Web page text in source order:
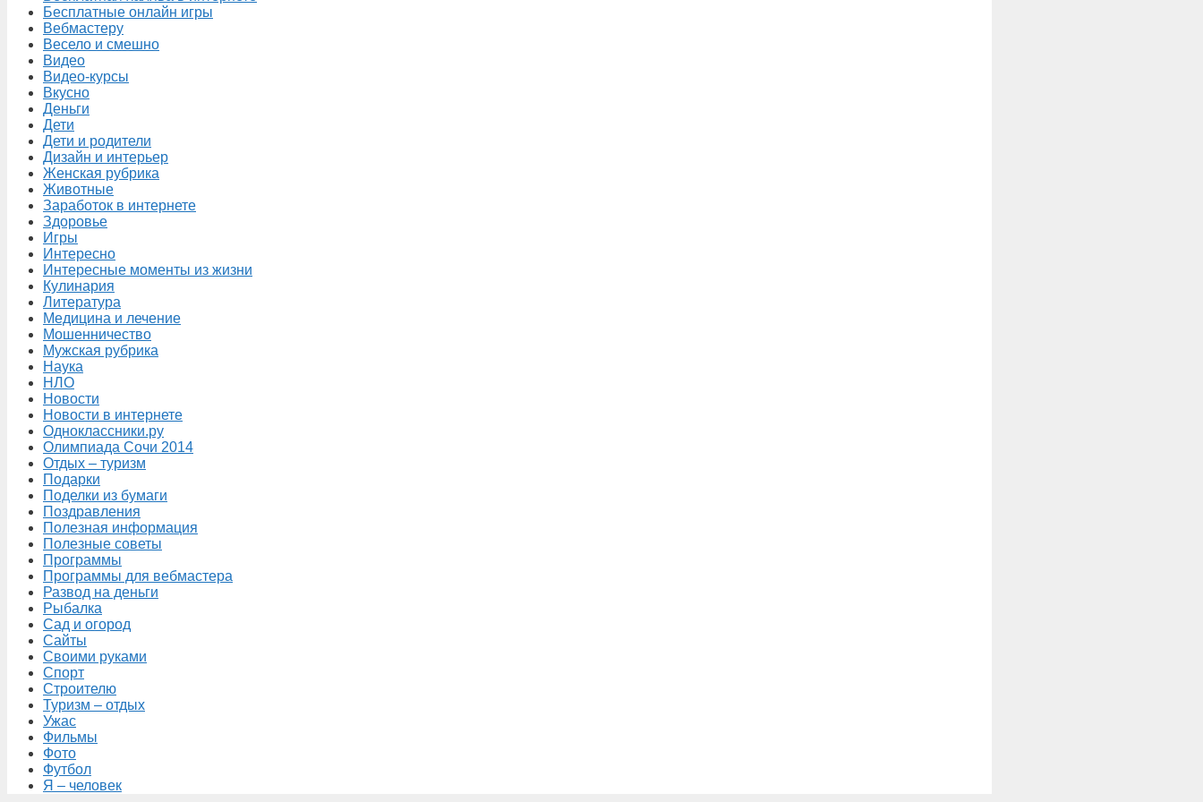
Бесплатные онлайн игры
Вебмастеру
Весело и смешно
Видео
Видео-курсы
Вкусно
Деньги
Дети
Дети и родители
Дизайн и интерьер
Женская рубрика
Животные
Заработок в интернете
Здоровье
Игры
Интересно
Интересные моменты из жизни
Кулинария
Литература
Медицина и лечение
Мошенничество
Мужская рубрика
Наука
НЛО
Новости
Новости в интернете
Одноклассники.ру
Олимпиада Сочи 2014
Отдых – туризм
Подарки
Поделки из бумаги
Поздравления
Полезная информация
Полезные советы
Программы
Программы для вебмастера
Развод на деньги
Рыбалка
Сад и огород
Сайты
Своими руками
Спорт
Строителю
Туризм – отдых
Ужас
Фильмы
Фото
Футбол
Я – человек